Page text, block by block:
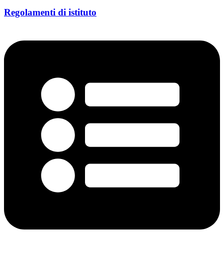
Regolamenti di istituto